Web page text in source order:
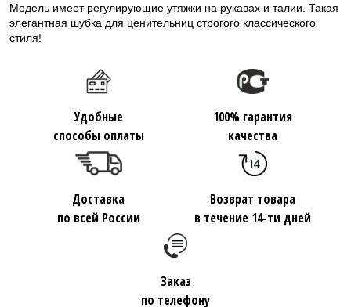
Модель имеет регулирующие утяжки на рукавах и талии. Такая
элегантная шубка для ценительниц строгого классического
стиля!
Удобные
способы оплаты
100% гарантия
качества
Доставка
по всей России
Возврат товара
в течение 14-ти дней
Заказ
по телефону